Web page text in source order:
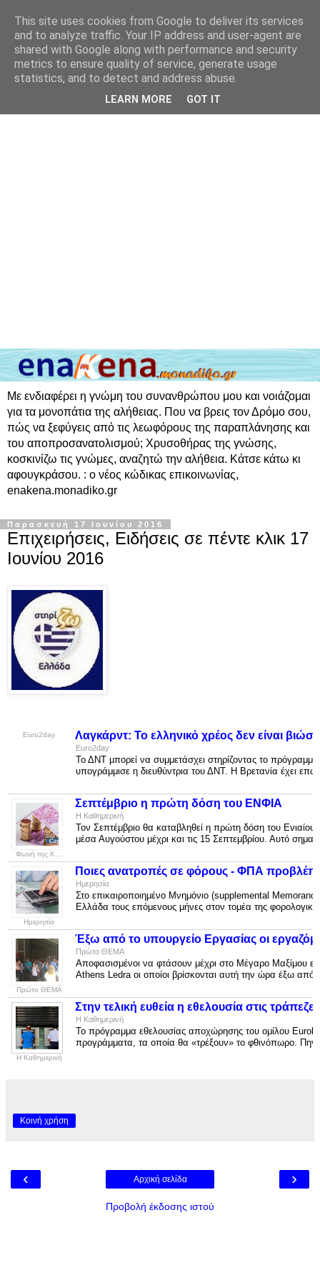
Με ενδιαφέρει η γνώμη του συνανθρώπου μου και νοιάζομαι
για τα μονοπάτια της αλήθειας. Που να βρεις τον Δρόμο σου,
πώς να ξεφύγεις από τις λεωφόρους της παραπλάνησης και
του αποπροσανατολισμού; Χρυσοθήρας της γνώσης,
κοσκινίζω τις γνώμες, αναζητώ την αλήθεια. Κάτσε κάτω κι
αφουγκράσου. : ο νέος κώδικας επικοινωνίας,
enakena.monadiko.gr
Παρασκευή 17 Ιουνίου 2016
Επιχειρήσεις, Ειδήσεις σε πέντε κλικ 17
Ιουνίου 2016
Euro2day Λαγκάρντ: Το ελληνικό χρέος δεν είναι
Euro2day
Το ΔΝΤ μπορεί να συμμετάσχει στηρίζοντας το
υπογράμμισε η διευθύντρια του ΔΝΤ. Η Βρετανία έχει
Σεπτέμβριο η πρώτη δόση του ΕΝΦΙΑ
Η Καθημερινή
Τον Σεπτέμβριο θα καταβληθεί η πρώτη δόση του
μέσα Αυγούστου μέχρι και τις 15 Σεπτεμβρίου. Αυτό
Ημερησία
Ποιες ανατροπές σε φόρους - ΦΠΑ
Ημερησία
Στο επικαιροποιημένο Μνημόνιο (supplemental
Ελλάδα τους επόμενους μήνες στον τομέα της
Πρώτο ΘΕΜΑ
Έξω από το υπουργείο Εργασίας οι
Πρώτο ΘΕΜΑ
Αποφασισμένοι να φτάσουν μέχρι στο Μέγαρο Μαξίμου
Athens Ledra οι οποίοι βρίσκονται αυτή την ώρα έξω
Η Καθημερινή
Στην τελική ευθεία η εθελουσία στις τράπεζες
Η Καθημερινή
Το πρόγραμμα εθελουσίας αποχώρησης του ομίλου
προγράμματα, τα οποία θα «τρέξουν» το φθινόπωρο.
Κοινή χρήση
‹ ›
Αρχική σελίδα
Προβολή έκδοσης ιστού
This site uses cookies from Google to deliver its services
and to analyze traffic. Your IP address and user-agent are
shared with Google along with performance and security
metrics to ensure quality of service, generate usage
statistics, and to detect and address abuse.
LEARN MORE GOT IT